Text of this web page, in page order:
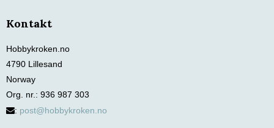
Kontakt
Hobbykroken.no
4790 Lillesand
Norway
Org. nr.: 936 987 303
: post@hobbykroken.no